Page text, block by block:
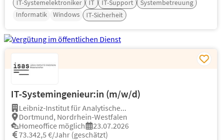
IT-Systemelektroniker IT IT-Support
Systembetreuung
Informatik
Windows IT-Sicherheit
IT-Systemingenieur:in (m/w/d)
Leibniz-Institut für Analytische...
Dortmund, Nordrhein-Westfalen
Homeoffice möglich
23.07.2026
73.342,5 €/Jahr (geschätzt)